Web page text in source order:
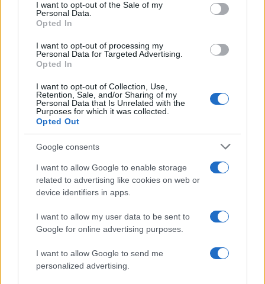
I want to opt-out of the Sale of my
Personal Data.
Opted In
I want to opt-out of processing my
Personal Data for Targeted Advertising.
Opted In
I want to opt-out of Collection, Use,
Retention, Sale, and/or Sharing of my
Personal Data that Is Unrelated with the
Purposes for which it was collected.
Opted Out
Google consents
I want to allow Google to enable storage
related to advertising like cookies on web or
device identifiers in apps.
I want to allow my user data to be sent to
Google for online advertising purposes.
I want to allow Google to send me
personalized advertising.
Continua a leggere
NEWS